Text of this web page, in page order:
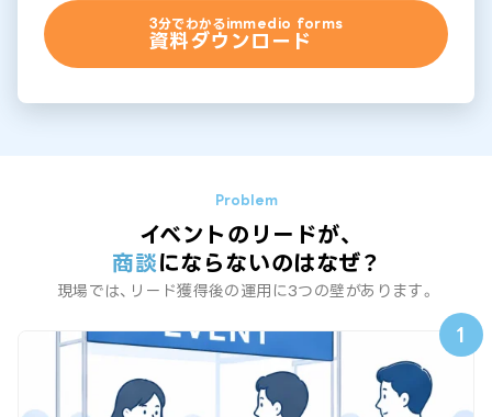
3分でわかるimmedio forms
資料ダウンロード
イベントのリードが、
商談にならないのはなぜ？
現場では、リード獲得後の運用に3つの壁があります。
1